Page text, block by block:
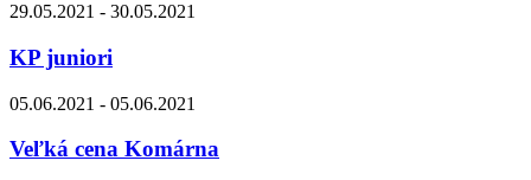
29.05.2021 - 30.05.2021
KP juniori
05.06.2021 - 05.06.2021
Veľká cena Komárna